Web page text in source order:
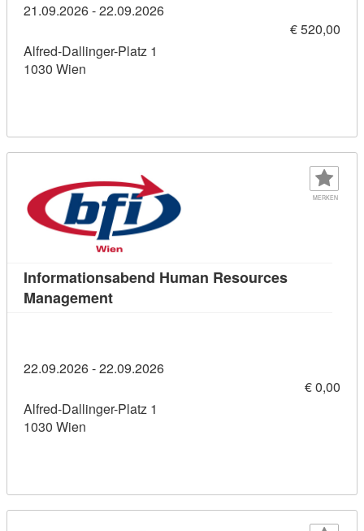
21.09.2026 - 22.09.2026
€ 520,00
Alfred-Dallinger-Platz 1
1030 Wien
MERKEN
Informationsabend Human Resources
ManagementKursdetail: Informationsabend Human
22.09.2026 - 22.09.2026
€ 0,00
Alfred-Dallinger-Platz 1
1030 Wien